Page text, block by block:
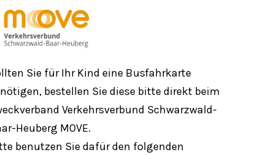
Sie für Ihr Kind eine Busfahrkarte
bestellen Sie diese bitte direkt beim
Verkehrsverbund Schwarzwald-
Heuberg MOVE.
benutzen Sie dafür den folgenden